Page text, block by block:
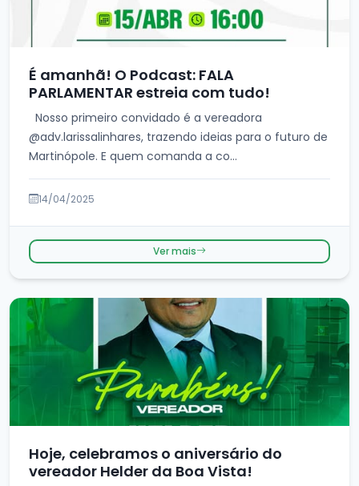
É amanhã! O Podcast: FALA
PARLAMENTAR estreia com tudo!
@adv.larissalinhares, trazendo ideias para o futuro de
Martinópole. E quem comanda a co...
14/04/2025
Ver mais
Hoje, celebramos o aniversário do
vereador Helder da Boa Vista!